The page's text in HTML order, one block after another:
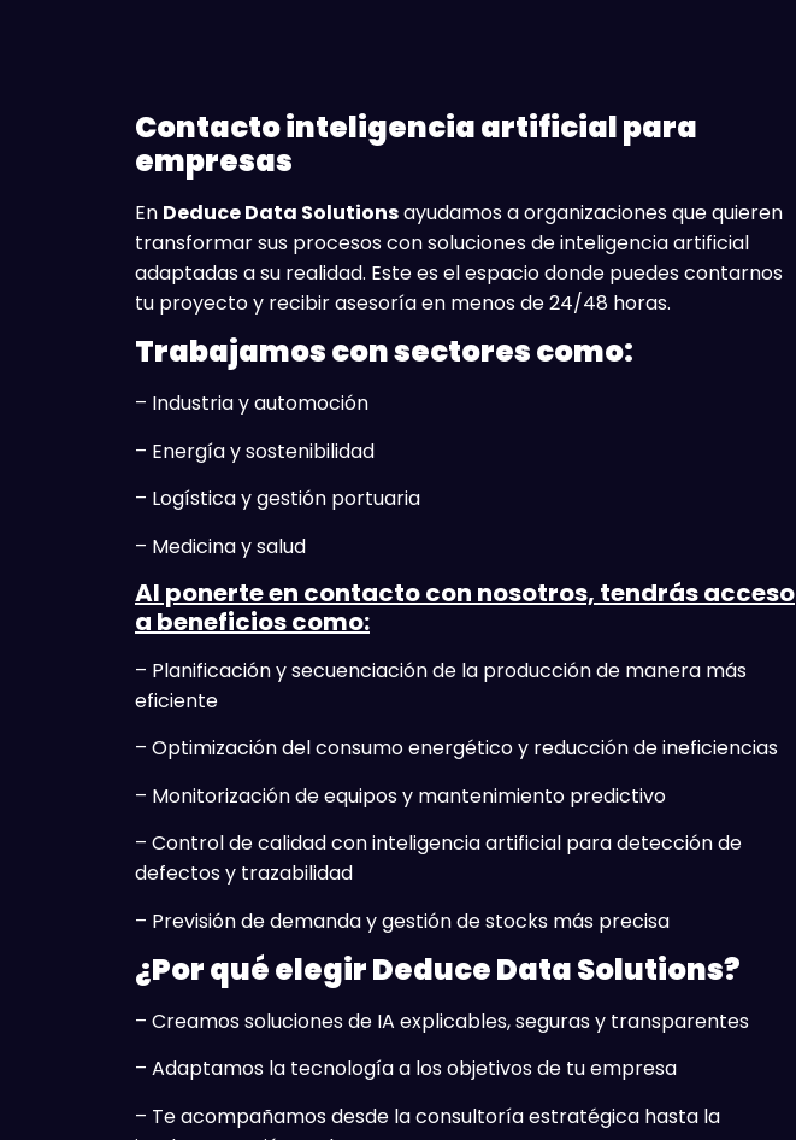
Contacto inteligencia artificial para
empresas
En Deduce Data Solutionsayudamos a organizaciones que quieren
transformar sus procesos con soluciones de inteligencia artificial
adaptadas a su realidad. Este es el espacio donde puedes contarnos
tu proyecto y recibir asesoría en menos de 24/48 horas.
Trabajamos con sectores como:
– Industria y automoción
– Energía y sostenibilidad
– Logística y gestión portuaria
– Medicina y salud
Al ponerte en contacto con nosotros, tendrás acceso
a beneficios como:
– Planificación y secuenciación de la producción de manera más
eficiente
– Optimización del consumo energético y reducción de ineficiencias
– Monitorización de equipos y mantenimiento predictivo
– Control de calidad con inteligencia artificial para detección de
defectos y trazabilidad
– Previsión de demanda y gestión de stocks más precisa
¿Por qué elegir Deduce Data Solutions?
– Creamos soluciones de IA explicables, seguras y transparentes
– Adaptamos la tecnología a los objetivos de tu empresa
– Te acompañamos desde la consultoría estratégica hasta la